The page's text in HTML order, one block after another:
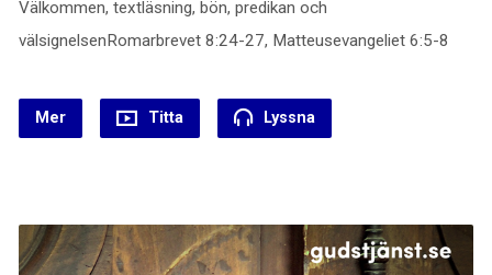
Välkommen, textläsning, bön, predikan och
välsignelsenRomarbrevet 8:24-27, Matteusevangeliet 6:5-8
Mer Titta Lyssna